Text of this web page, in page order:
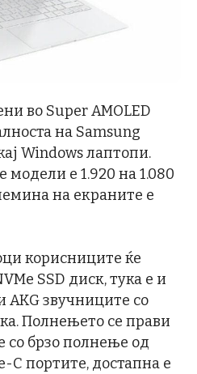
во Super AMOLED
на Samsung
Windows лаптопи.
модели е 1.920 на 1.080
на екраните е
корисниците ќе
SSD диск, тука е и
AKG звучниците со
Полнењето се прави
со брзо полнење од
C портите, достапна е